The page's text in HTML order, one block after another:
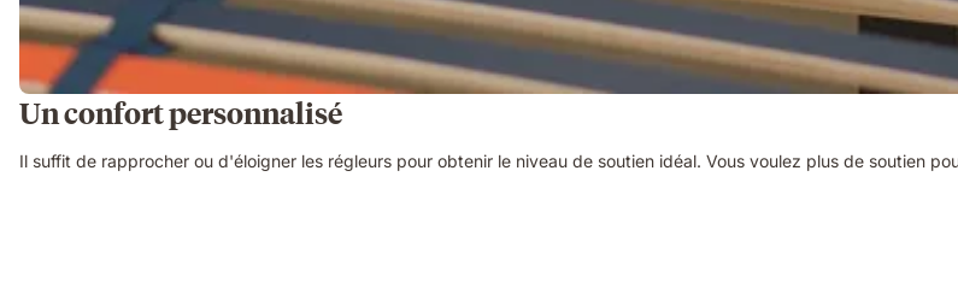
Un confort personnalisé
Il suffit de rapprocher ou d'éloigner les régleurs pour obtenir le niveau de soutien idéal. Vous voulez plus de soutien